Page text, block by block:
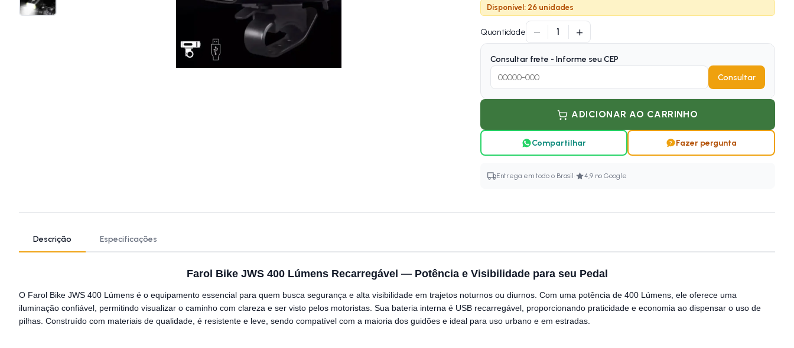
Disponível: 26 unidades
Quantidade − 1 +
Consultar frete - Informe seu CEP
Consultar
ADICIONAR AO CARRINHO
Compartilhar Fazer pergunta
Entrega em todo o Brasil · 4,9 no Google
Descrição Especificações
Farol Bike JWS 400 Lúmens Recarregável — Potência e Visibilidade para seu Pedal
O Farol Bike JWS 400 Lúmens é o equipamento essencial para quem busca segurança e alta visibilidade em trajetos noturnos ou diurnos. Com uma potência de 400 Lúmens, ele oferece uma
iluminação confiável, permitindo visualizar o caminho com clareza e ser visto pelos motoristas. Sua bateria interna é USB recarregável, proporcionando praticidade e economia ao dispensar o uso de
pilhas. Construído com materiais de qualidade, é resistente e leve, sendo compatível com a maioria dos guidões e ideal para uso urbano e em estradas.